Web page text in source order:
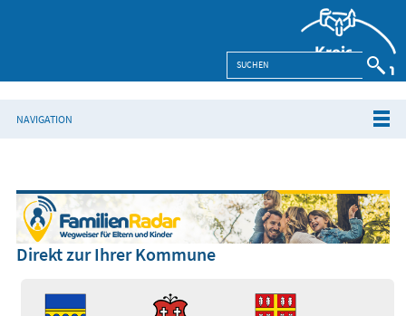
NAVIGATION
Direkt zur Ihrer Kommune